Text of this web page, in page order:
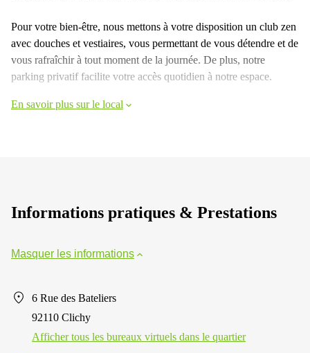
Pour votre bien-être, nous mettons à votre disposition un club zen
avec douches et vestiaires, vous permettant de vous détendre et de
vous rafraîchir à tout moment de la journée. De plus, notre
parking privatif facilite votre accès quotidien à notre espace.
En savoir plus sur le local
Informations pratiques & Prestations
Masquer les informations
6 Rue des Bateliers
92110 Clichy
Afficher tous les bureaux virtuels dans le quartier